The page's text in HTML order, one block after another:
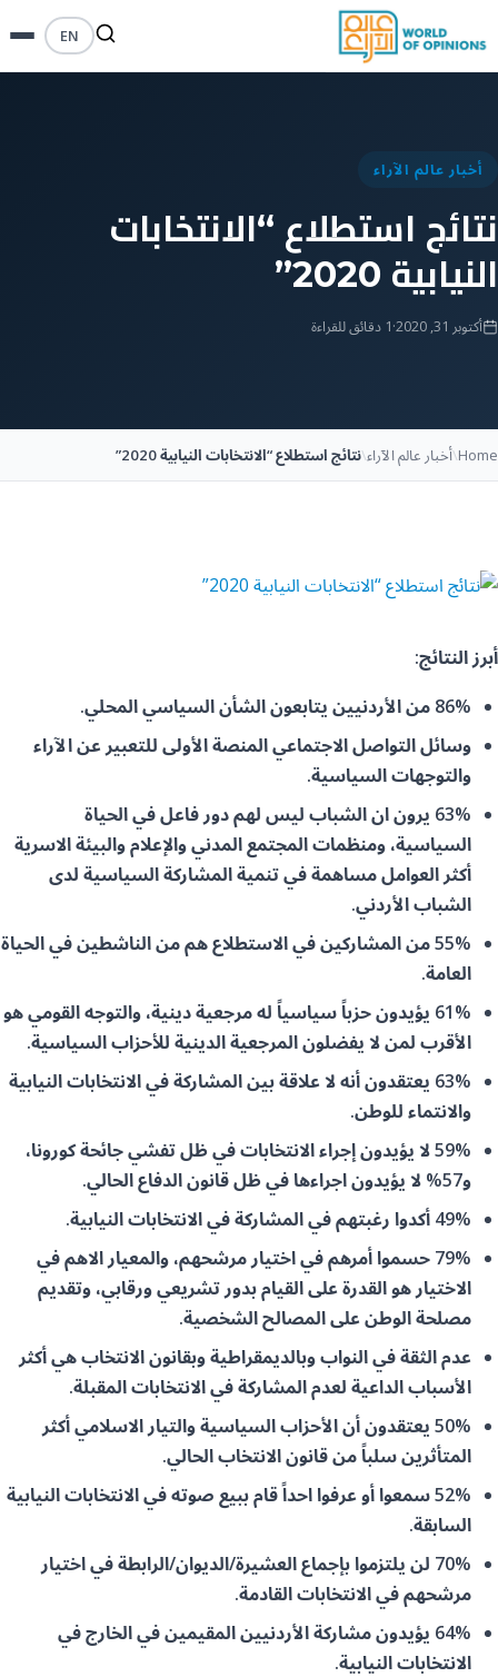
EN
أخبار عالم الآراء
نتائج استطلاع “الانتخابات
النيابية 2020”
أكتوبر 31, 2020 ·1 دقائق للقراءة
Home
\أخبار عالم الآراء\نتائج استطلاع “الانتخابات النيابية 2020”
أبرز النتائج:
86% من الأردنيين يتابعون الشأن السياسي المحلي.
وسائل التواصل الاجتماعي المنصة الأولى للتعبير عن الآراء
والتوجهات السياسية.
63% يرون ان الشباب ليس لهم دور فاعل في الحياة
السياسية، ومنظمات المجتمع المدني والإعلام والبيئة الاسرية
أكثر العوامل مساهمة في تنمية المشاركة السياسية لدى
الشباب الأردني.
55% من المشاركين في الاستطلاع هم من ال
ناشطينفي الحياة
العامة.
61% يؤيدون حزباً سياسياً له مرجعية دينية، والتوجه القومي هو
الأقرب لمن لا يفضلون المرجعية الدينية للأحزاب السياسية.
63% يعتقدون أنه لا علاقة بين المشاركة في الانتخابات النيابية
والانتماء للوطن.
59% لا يؤيدون إجراء الانتخابات في ظل تفشي جائحة كورونا،
و57% لا يؤيدون اجراءها في ظل قانون الدفاع الحالي.
49% أكدوا رغبتهم في المشاركة في الانتخابات النيابية.
79% حسموا أمرهم في اختيار مرشحهم، والمعيار الاهم في
الاختيار هو القدرة على القيام بدور تشريعي ورقابي، وتقديم
مصلحة الوطن على المصالح الشخصية.
عدم الثقة في النواب وبالديمقراطية وبقانون الانتخاب هي أكثر
الأسباب الداعية لعدم المشاركة في الانتخابات المقبلة.
50% يعتقدون أن الأحزاب السياسية والتيار الاسلامي أكثر
المتأثرين سلباً من قانون الانتخاب الحالي.
52% سمعوا أو عرفوا احداً قام ببيع صوته في الانتخابات النيابية
السابقة.
70% لن يلتزموا بإجماع العشيرة/الديوان/الرابطة في اختيار
مرشحهم في الانتخابات القادمة.
64% يؤيدون مشاركة الأردنيين المقيمين في الخارج في
الانتخابات النيابية.